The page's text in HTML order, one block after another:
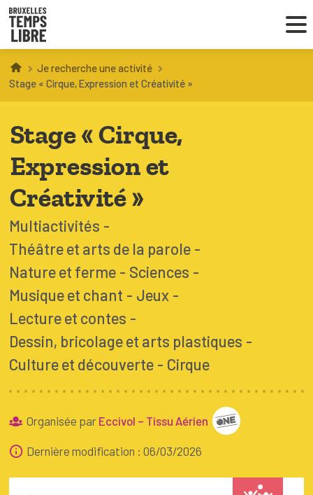
Infos parents
À BRUXELLES
FAQ
Connexion
Bruxelles Temps Libre
Je recherche une activité
Stage « Cirque, Expression et Créativité »
Stage « Cirque,
Expression et
Créativité »
Multiactivités
Théâtre et arts de la parole
Nature et ferme
Sciences
Musique et chant
Jeux
Lecture et contes
Dessin, bricolage et arts plastiques
Culture et découverte
Cirque
Organisée par Eccivol – Tissu Aérien
Dernière modification : 06/03/2026